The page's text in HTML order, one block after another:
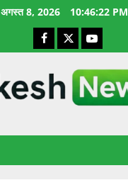
अगस्त 8, 2026 10:46:22 PM
Facebook
X YouTube